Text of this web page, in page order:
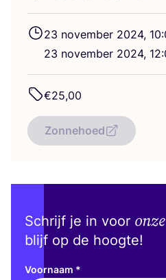
23 novem­ber 2024, 10:
23 novem­ber 2024, 12:
€25,00
Zonnehoed
Schrijf je in voor
blijf op de hoogte!
Voornaam *